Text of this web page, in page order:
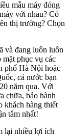
mẫu máy đóng
với nhau? Có
thị trường? Chọn
và đang luôn luôn
phục vụ các
phố Hà Nội hoặc
cả nước bạn
năm qua. Với
chữa, bảo hành
khách hàng thiết
tâm nhất!
lại nhiều lợi ích